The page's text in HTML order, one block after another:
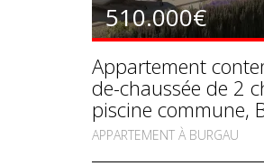
510.000€
Appartement
de-chaussée de 2
piscine commune,
APPARTEMENT À BURGAU